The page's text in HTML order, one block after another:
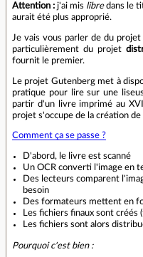
Attention : j'ai mis libredans le
aurait été plus approprié.
Je vais vous parler de du
particulièrement du projet
fournit le premier.
Le projet Gutenberg met à
pratique pour lire sur une
partir d'un livre imprimé au
projet s'occupe de la création de
Comment ça se passe ?
D'abord, le livre est scanné
Un OCR converti l'image en
Des lecteurs comparent
besoin
Des formateurs mettent en
Les fichiers finaux sont
Les fichiers sont alors
Pourquoi c'est bien :